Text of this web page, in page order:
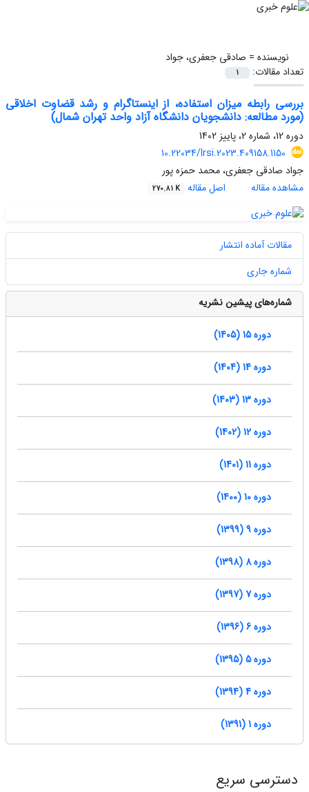
نویسنده = صادقی جعفری، جواد
تعداد مقالات:
1
بررسی رابطه میزان استفاده، از اینستاگرام و رشد قضاوت اخلاقی
(مورد مطالعه: دانشجویان دانشگاه آزاد واحد تهران شمال)
دوره 12، شماره 2، پاییز 1402
10.22034/lrsi.2023.409158.1150
جواد صادقی جعفری، محمد حمزه پور
مشاهده مقاله
اصل مقاله 270.81 K
مقالات آماده انتشار
شماره جاری
شماره‌های پیشین نشریه
دوره 15 (1405)
دوره 14 (1404)
دوره 13 (1403)
دوره 12 (1402)
دوره 11 (1401)
دوره 10 (1400)
دوره 9 (1399)
دوره 8 (1398)
دوره 7 (1397)
دوره 6 (1396)
دوره 5 (1395)
دوره 4 (1394)
دوره 1 (1391)
دسترسی سریع